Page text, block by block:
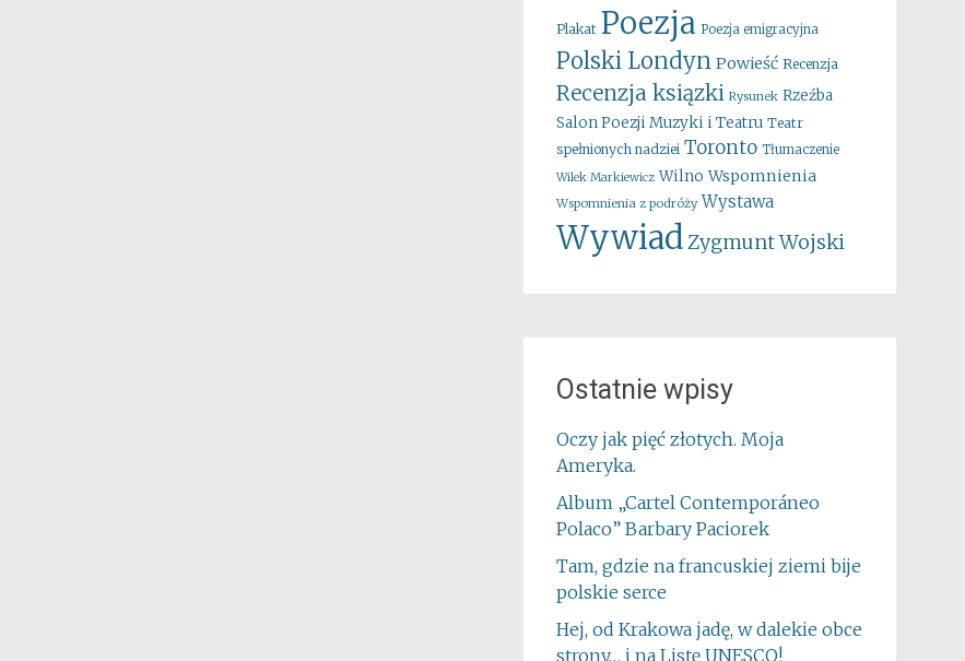
Plakat Poezja Poezja emigracyjna
Polski Londyn Powieść Recenzja
Recenzja ksiązki Rysunek Rzeźba
Salon Poezji Muzyki i Teatru Teatr
spełnionych nadziei Toronto Tłumaczenie
Wilek Markiewicz Wilno Wspomnienia
Wspomnienia z podróży Wystawa
WywiadZygmunt Wojski
Ostatnie wpisy
Oczy jak pięć złotych. Moja
Ameryka.
Album „Cartel Contemporáneo
Polaco” Barbary Paciorek
Tam, gdzie na francuskiej ziemi bije
polskie serce
Hej, od Krakowa jadę, w dalekie obce
strony… i na Listę UNESCO!